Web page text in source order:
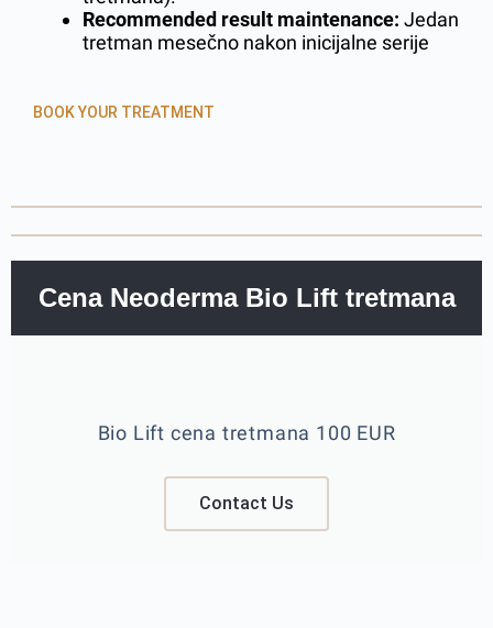
Recommended result maintenance: Jedan
tretman mesečno nakon inicijalne serije
BOOK YOUR TREATMENT
Cena Neoderma Bio Lift tretmana
Bio Lift cena tretmana 100 EUR
Contact Us